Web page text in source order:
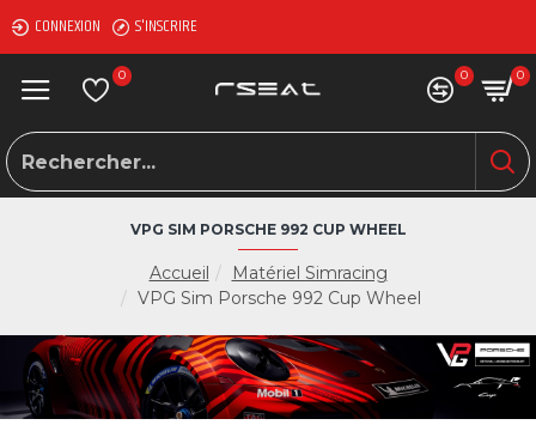
CONNEXION S'INSCRIRE
0 0 0
Accueil
Matériel Simracing
VPG Sim Porsche 992 Cup Wheel
VPG SIM PORSCHE 992 CUP WHEEL